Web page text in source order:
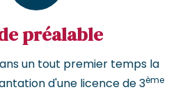
préalable
un tout premier temps la
d'une licence de 3ème